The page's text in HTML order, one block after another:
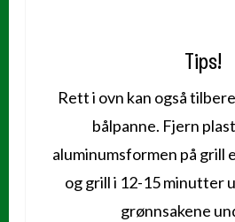
Tips!
Rett i ovn kan også
bålpanne. Fjern
aluminumsformen på grill
og grill i 12-15 minutter
grønnsakene